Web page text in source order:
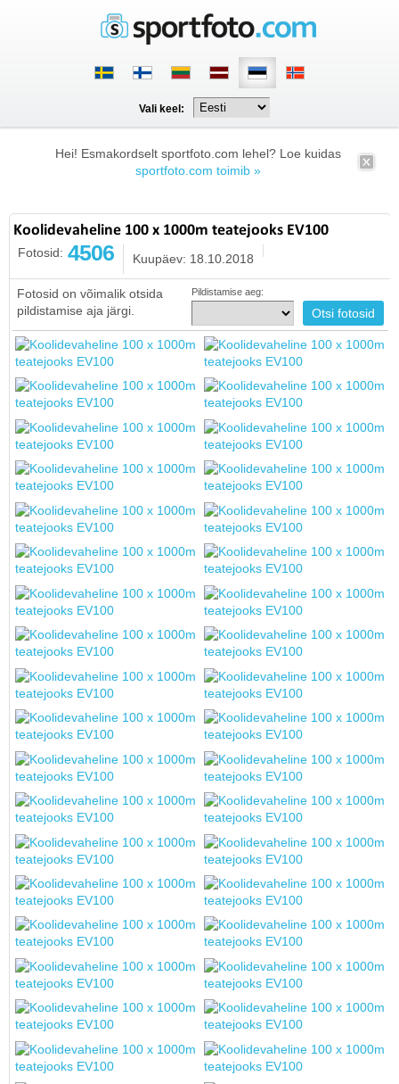
Vali keel:
Hei! Esmakordselt sportfoto.com lehel? Loe kuidas
sportfoto.com toimib »
Koolidevaheline 100 x 1000m teatejooks EV100
Fotosid: 4506 Kuupäev: 18.10.2018
Fotosid on võimalik otsida
pildistamise aja järgi.
Pildistamise aeg: